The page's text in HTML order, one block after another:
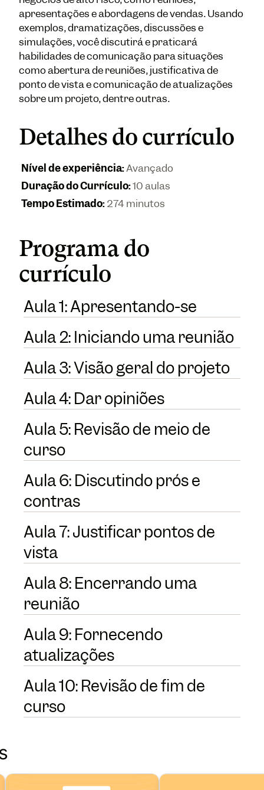
apresentações e abordagens de vendas. Usando
exemplos, dramatizações, discussões e
simulações, você discutirá e praticará
habilidades de comunicação para situações
como abertura de reuniões, justificativa de
ponto de vista e comunicação de atualizações
sobre um projeto, dentre outras.
Detalhes do currículo
Nível de experiência:Avançado
Duração do Currículo:10 aulas
Tempo Estimado:274 minutos
Programa do
currículo
Aula 1: Apresentando-se
Aula 2: Iniciando uma reunião
Aula 3: Visão geral do projeto
Aula 4: Dar opiniões
Aula 5: Revisão de meio de
curso
Aula 6: Discutindo prós e
contras
Aula 7: Justificar pontos de
vista
Aula 8: Encerrando uma
reunião
Aula 9: Fornecendo
atualizações
Aula 10: Revisão de fim de
curso